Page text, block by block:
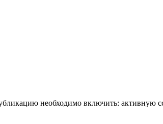
необходимо включить: активную